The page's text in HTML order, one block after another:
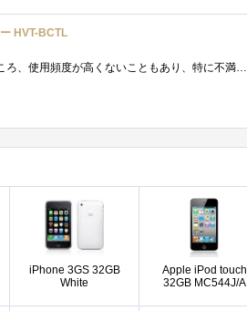
HVT-BCTL
余っていたPC用モニタを、実家の客間用のテレビにしたく購入した。今のところ、使用頻度が高くないこともあり、特に不満もなく客まで地デジが...
iPhone 3GS 32GB
White
Apple iPod touch
32GB MC544J/A